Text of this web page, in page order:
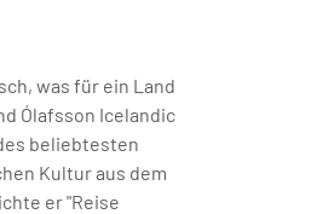
was für ein Land
Ólafsson Icelandic
beliebtesten
Kultur aus dem
er "Reise